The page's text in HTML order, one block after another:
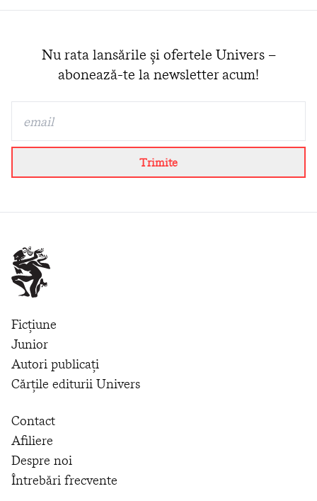
Nu rata lansările și ofertele Univers –
abonează-te la newsletter acum!
Trimite
Ficțiune
Junior
Autori publicați
Cărțile editurii Univers
Contact
Afiliere
Despre noi
Întrebări frecvente